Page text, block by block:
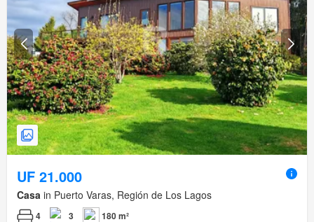
UF 21.000
Casa in Puerto Varas, Región de Los Lagos
4 3 180 m²